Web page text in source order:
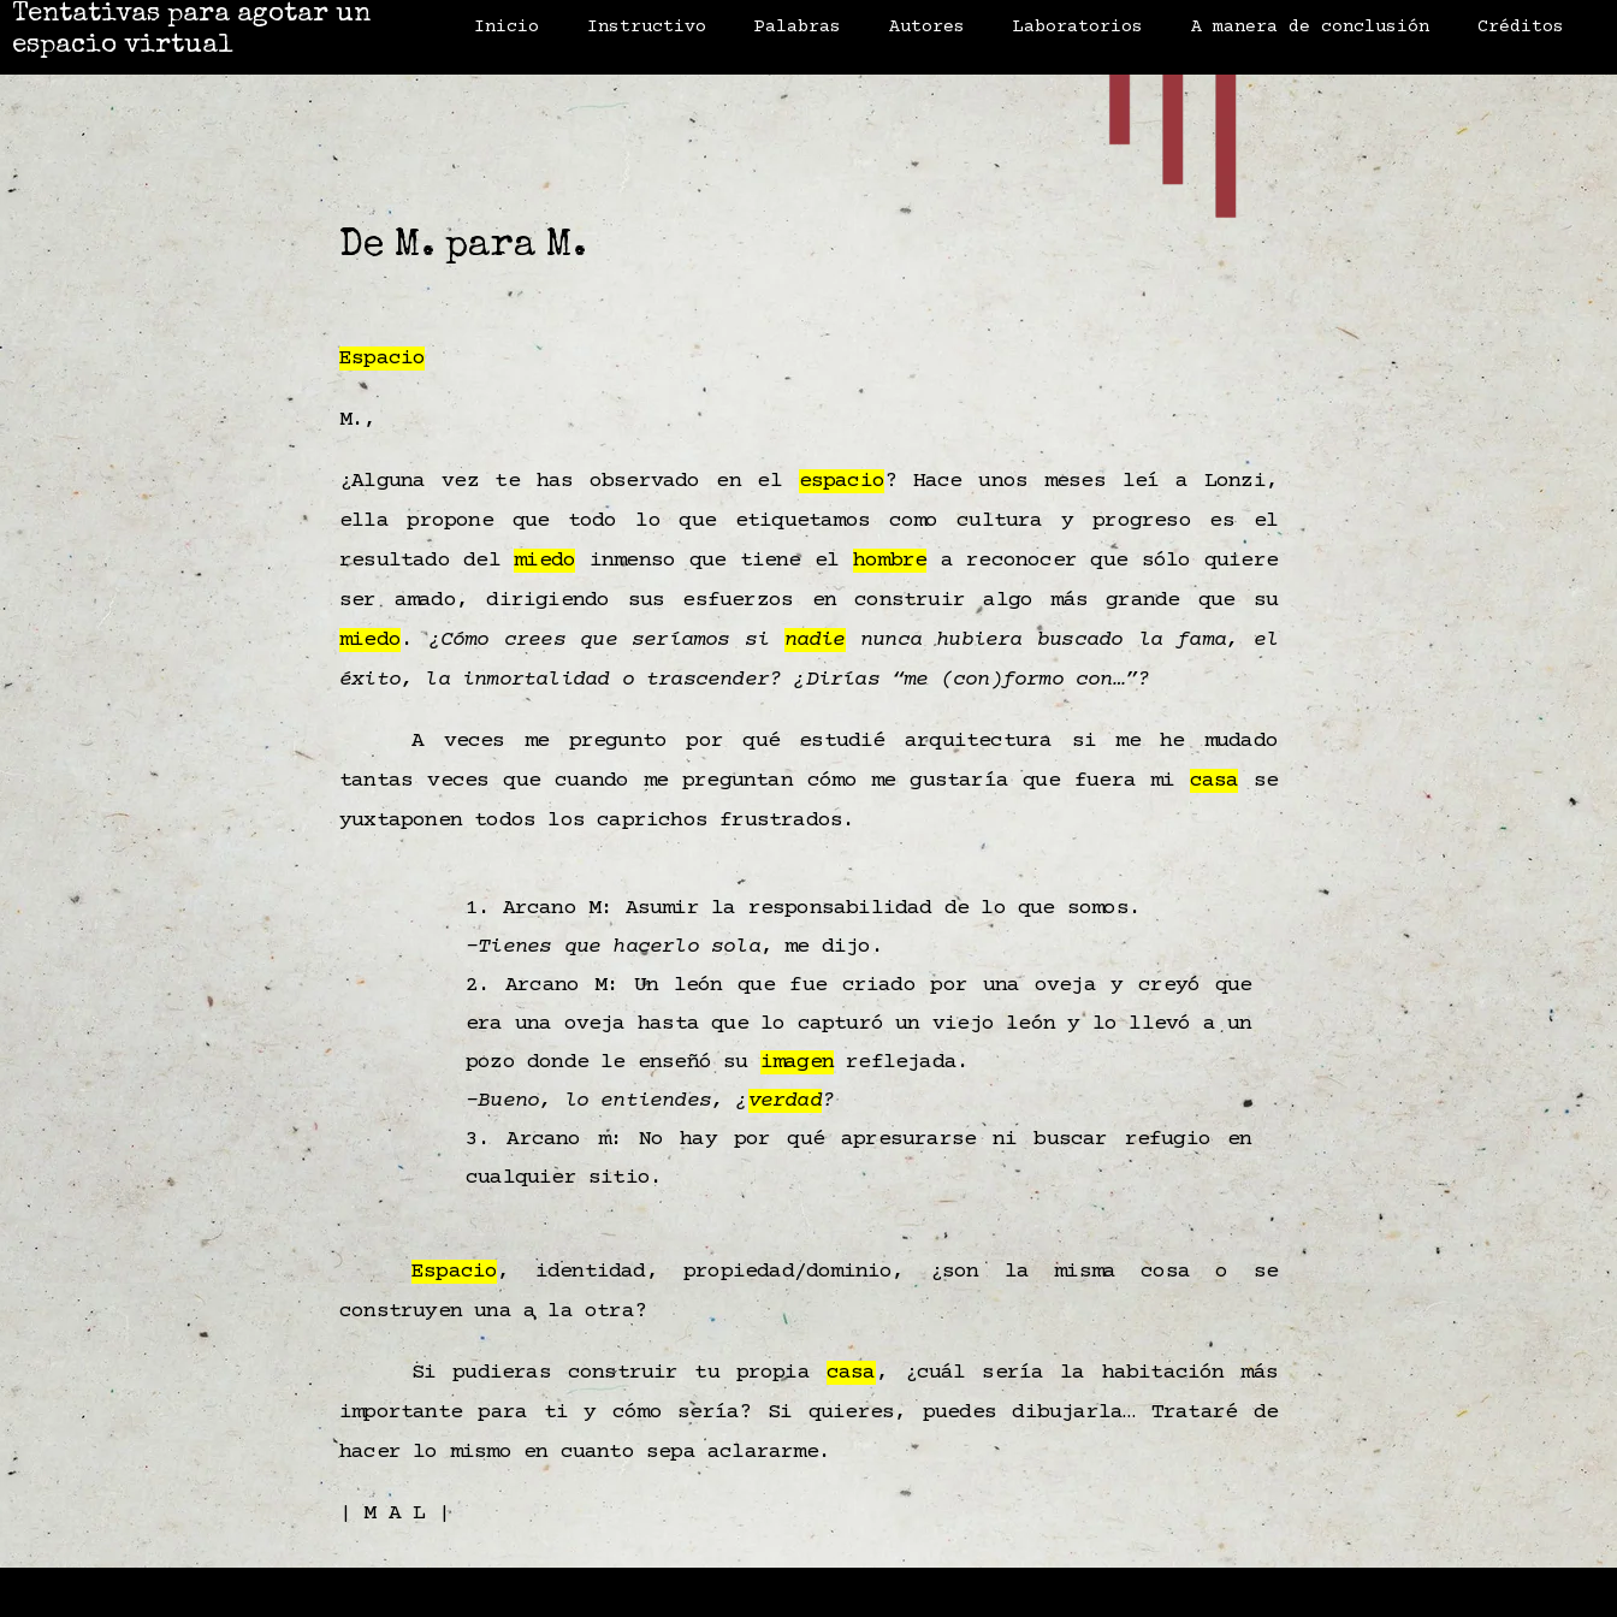
Tentativas para agotar un
espacio virtual
Inicio Instructivo Palabras Autores Laboratorios A manera de conclusión Créditos
De M. para M.
Espacio
M.,
¿Alguna vez te has observado en el espacio? Hace unos meses leí a Lonzi,
ella propone que todo lo que etiquetamos como cultura y progreso es el
resultado delmiedo inmenso que tiene el hombrea reconocer que sólo quiere
ser amado, dirigiendo sus esfuerzos en construir algo más grande que su
miedo . ¿Cómo crees que seríamos si nadie nunca hubiera buscado la fama, el
éxito, la inmortalidad o trascender? ¿Dirías “me (con)formocon…”?
A veces me pregunto por qué estudié arquitectura si me he mudado
tantas veces que cuando me preguntan cómo me gustaría que fuera mi casa se
yuxtaponen todos los caprichos frustrados.
1. Arcano M: Asumir la responsabilidad de lo que somos.
-Tienes que hacerlo sola,
me dijo.
2. Arcano M: Un león que fue criado por una oveja y creyó que
era una oveja hasta que lo capturó un viejo león y lo llevó a un
pozo donde le enseñó suimagenreflejada.
-Bueno, lo entiendes, ¿ verdad?
3. Arcano m: No hay por qué apresurarse ni buscar refugio en
cualquier sitio.
Espacio , identidad, propiedad/dominio, ¿son la misma cosa o se
construyen una a la otra?
Si pudieras construir tu propia casa , ¿cuál sería la habitación más
importante para ti y cómo sería? Si quieres, puedes dibujarla… Trataré de
hacer lo mismo en cuanto sepa aclararme.
| M A L |